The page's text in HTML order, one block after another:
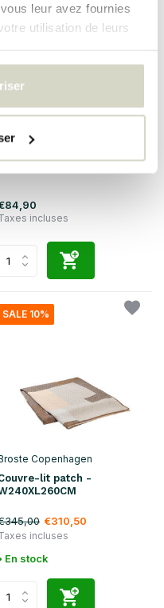
leur avez fournies
utilisation de leurs
incluses
SALE 10%
Copenhagen
lit patch -
€310,50
incluses
En stock